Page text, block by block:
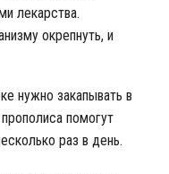
лекарства.
окрепнуть, и
нужно закапывать в
помогут
раз в день.